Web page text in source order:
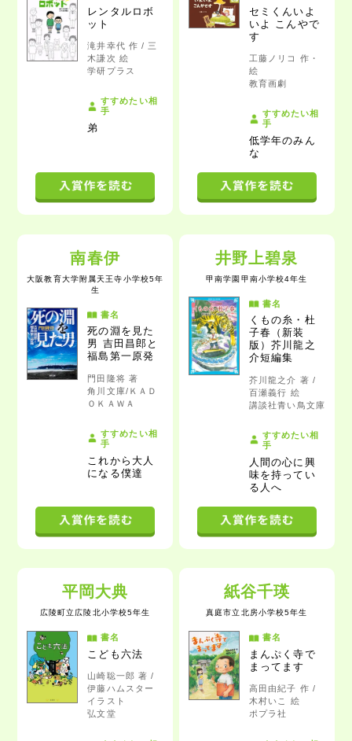
レンタルロボ
ット
滝井幸代 作 / 三
木謙次 絵
学研プラス
すすめたい相
手
弟
セミくんいよ
いよ こんやで
す
工藤ノリコ 作・
絵
教育画劇
すすめたい相
手
低学年のみん
な
南春伊
大阪教育大学附属天王寺小学校5年
生
書名
死の淵を見た
男 吉田昌郎と
福島第一原発
門田隆将 著
角川文庫/ＫＡＤ
ＯＫＡＷＡ
すすめたい相
手
これから大人
になる僕達
井野上碧泉
甲南学園甲南小学校4年生
書名
くもの糸・杜
子春（新装
版）芥川龍之
介短編集
芥川龍之介 著 /
百瀬義行 絵
講談社青い鳥文庫
すすめたい相
手
人間の心に興
味を持ってい
る人へ
平岡大典
広陵町立広陵北小学校5年生
書名
こども六法
山崎聡一郎 著 /
伊藤ハムスター
イラスト
弘文堂
紙谷千瑛
真庭市立北房小学校5年生
書名
まんぷく寺で
まってます
高田由紀子 作 /
木村いこ 絵
ポプラ社